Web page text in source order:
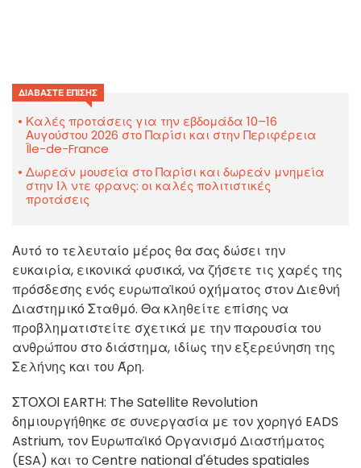
ΔΙΑΒΆΣΤΕ ΕΠΊΣΗΣ
Καλές προτάσεις για την εβδομάδα 10–16
Αυγούστου 2026 στο Παρίσι και στην Περιφέρεια
Île-de-France
Δωρεάν μουσεία στο Παρίσι και δωρεάν μνημεία
στην Ιλ ντε φρανς: οι καλές πολιτιστικές
προτάσεις
Αυτό το τελευταίο μέρος θα σας δώσει την
ευκαιρία, εικονικά φυσικά, να ζήσετε τις χαρές της
πρόσδεσης ενός ευρωπαϊκού οχήματος στον Διεθνή
Διαστημικό Σταθμό. Θα κληθείτε επίσης να
προβληματιστείτε σχετικά με την παρουσία του
ανθρώπου στο διάστημα, ιδίως την εξερεύνηση της
Σελήνης και του Άρη.
ΣΤΟΧΟΙ EARTH: The Satellite Revolution
δημιουργήθηκε σε συνεργασία με τον χορηγό EADS
Astrium, τον Ευρωπαϊκό Οργανισμό Διαστήματος
(ESA) και το Centre national d'études spatiales